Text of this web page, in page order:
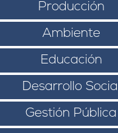
Producción
Ambiente
Educación
Desarrollo Social
Gestión Pública